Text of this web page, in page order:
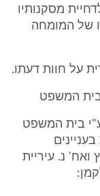
מסקנותיו
של המומחה
על חוות דעתו.
המשפט
בית המשפט
402/85 מרקוביץ ואח' נ. עיריית